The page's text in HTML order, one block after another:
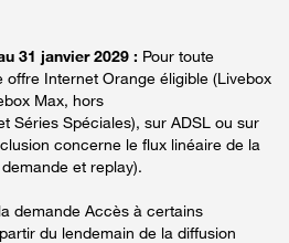
31 janvier 2029 : Pour toute
offre Internet Orange éligible (Livebox
Max, hors
Séries Spéciales), sur ADSL ou sur
concerne le flux linéaire de la
et replay).
demande Accès à certains
du lendemain de la diffusion